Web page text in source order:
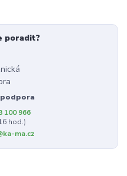
poradit?
podpora
100 966
hod.)
ma.cz